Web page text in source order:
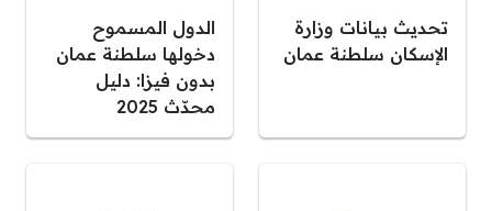
تحديث بيانات وزارة
الإسكان سلطنة عمان
الدول المسموح
دخولها سلطنة عمان
بدون فيزا: دليل
محدّث 2025